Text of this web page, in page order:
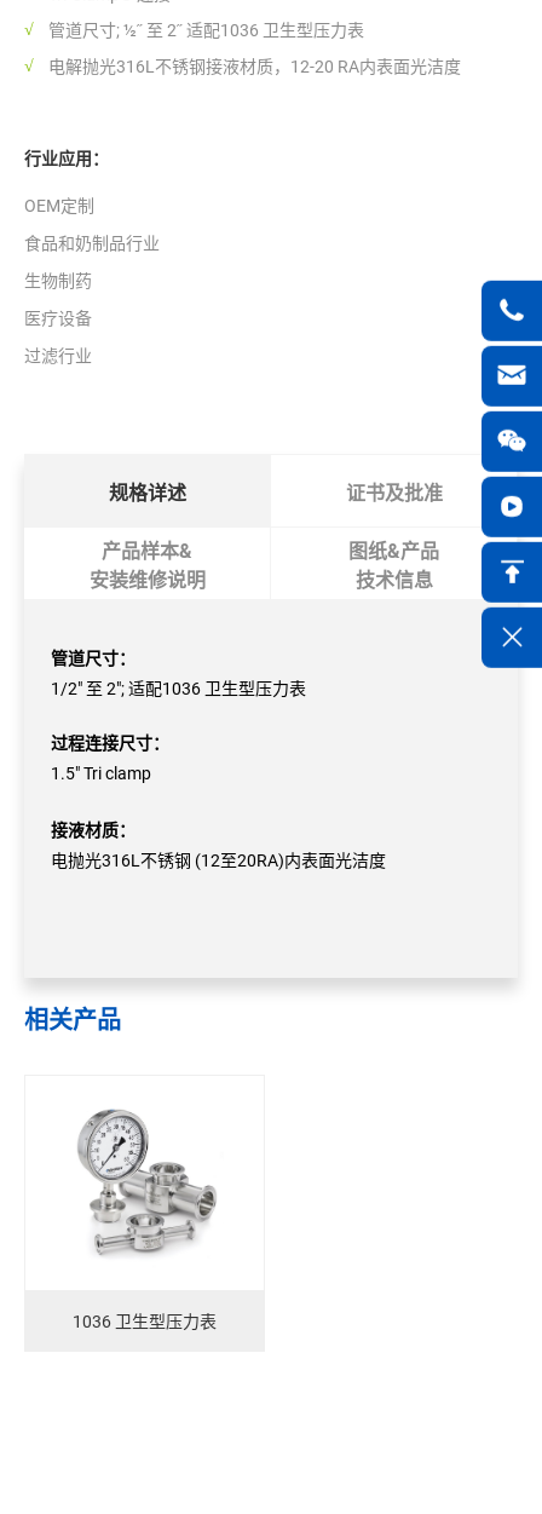
管道尺寸; ½˝ 至 2˝ 适配1036 卫生型压力表
电解抛光316L不锈钢接液材质，12-20 RA内表面光洁度
行业应用：
OEM定制
食品和奶制品行业
生物制药
医疗设备
过滤行业
规格详述 证书及批准
产品样本&
安装维修说明
图纸&产品
技术信息
管道尺寸：
1/2" 至 2"; 适配1036 卫生型压力表
过程连接尺寸：
1.5" Tri clamp
接液材质：
电抛光316L不锈钢 (12至20RA)内表面光洁度
相关产品
1036 卫生型压力表